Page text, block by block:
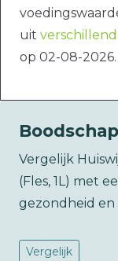
uit
op 02-08-2026.
Vergelijk
(Fles, 1L) met
gezondheid
Vergelijk